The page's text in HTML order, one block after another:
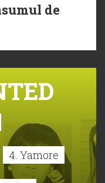
de
4. Yamore